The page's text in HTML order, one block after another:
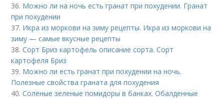
36. Можно ли на ночь есть гранат при похудении. Гранат
при похудении
37. Икра из моркови на зиму рецепты. Икра из моркови на
зиму — самые вкусные рецепты
38.Сорт Бриз картофель описание сорта. Сорт
картофеля Бриз
39. Можно ли есть гранат при похудении на ночь.
Полезные свойства граната для похудения
40.Соленые зеленые помидоры в банках. Обалденные